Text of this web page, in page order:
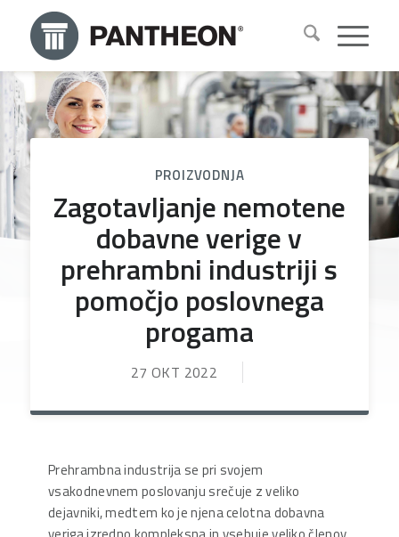
PROIZVODNJA
Zagotavljanje nemotene
dobavne verige v
prehrambni industriji s
pomočjo poslovnega
progama
27 OKT 2022
Prehrambna industrija se pri svojem
vsakodnevnem poslovanju srečuje z veliko
dejavniki, medtem ko je njena celotna dobavna